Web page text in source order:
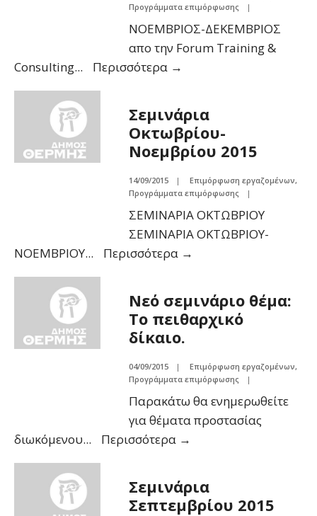
Προγράμματα επιμόρφωσης
|
ΝΟΕΜΒΡΙΟΣ-ΔΕΚΕΜΒΡΙΟΣ
απο την Forum Training &
Consulting... Περισσότερα →
Σεμινάρια
Οκτωβρίου-
Νοεμβρίου 2015
14/09/2015 | Επιμόρφωση εργαζομένων,
Προγράμματα επιμόρφωσης
|
ΣΕΜΙΝΑΡΙΑ ΟΚΤΩΒΡΙΟΥ
ΣΕΜΙΝΑΡΙΑ ΟΚΤΩΒΡΙΟΥ-
ΝΟΕΜΒΡΙΟΥ... Περισσότερα →
Νεό σεμινάριο θέμα:
Το πειθαρχικό
δίκαιο.
04/09/2015 | Επιμόρφωση εργαζομένων,
Προγράμματα επιμόρφωσης
|
Παρακάτω θα ενημερωθείτε
για θέματα προστασίας
διωκόμενου... Περισσότερα →
Σεμινάρια
Σεπτεμβρίου 2015